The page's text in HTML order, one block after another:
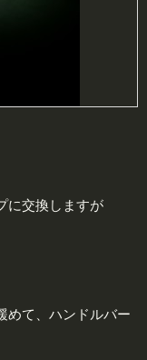
に交換しますが
めて、ハンドルバー